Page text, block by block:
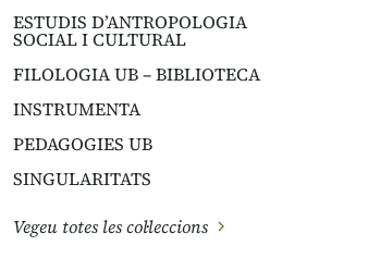
ESTUDIS D’ANTROPOLOGIA
SOCIAL I CULTURAL
FILOLOGIA UB – BIBLIOTECA
INSTRUMENTA
PEDAGOGIES UB
SINGULARITATS
Vegeu totes les col·leccions